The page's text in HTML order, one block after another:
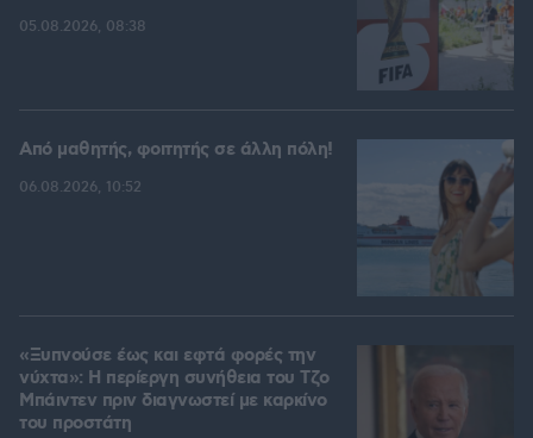
05.08.2026, 08:38
Από μαθητής, φοιτητής σε άλλη πόλη!
06.08.2026, 10:52
«Ξυπνούσε έως και εφτά φορές την
νύχτα»: Η περίεργη συνήθεια του Τζο
Μπάιντεν πριν διαγνωστεί με καρκίνο
του προστάτη